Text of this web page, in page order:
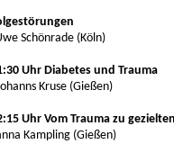
Schönrade (Köln)
Uhr Diabetes und Trauma
Kruse (Gießen)
Uhr Vom Trauma zu
Kampling (Gießen)